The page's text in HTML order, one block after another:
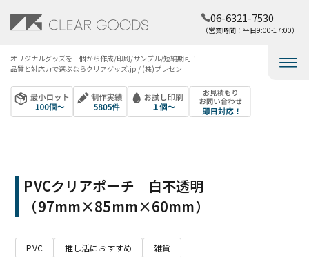
オリジナルグッズを​一個から​作成/印刷/サンプル/短納期可！​
品質と​対応力で​選ぶなら​クリアグッズ.jp / (株)プレセン
06-6321-7530
（営業時間：平日9:00-17:00）
PVCクリアポーチ 白不透明
（97mm×85mm×60mm）
PVC 推し活におすすめ 雑貨